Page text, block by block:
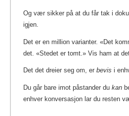
Og vær sikker på at du får tak i
igjen.
Det er en million varianter. «Det
det. «Stedet er tomt.» Vis ham at
Det det dreier seg om, er bevis i
Du går bare imot påstander du kan
enhver konversasjon lar du resten